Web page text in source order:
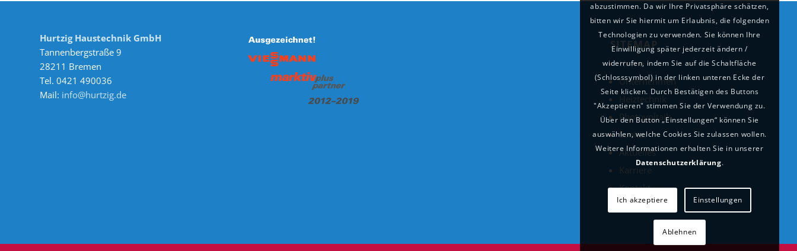
Hurtzig Haustechnik GmbH
Tannenbergstraße 9
28211 Bremen
Tel. 0421 490036
Mail: info@hurtzig.de
SITEMAP
Home
Unternehmen
Heiztechnik
Photovoltaik
Sanitär
Aktuelles
Karriere
Kontakt
abzustimmen. Da wir Ihre Privatsphäre schätzen,
bitten wir Sie hiermit um Erlaubnis, die folgenden
Technologien zu verwenden. Sie können Ihre
Einwilligung später jederzeit ändern /
widerrufen, indem Sie auf die Schaltfläche
(Schlosssymbol) in der linken unteren Ecke der
Seite klicken. Durch Bestätigen des Buttons
"Akzeptieren" stimmen Sie der Verwendung zu.
Über den Button „Einstellungen“ können Sie
auswählen, welche Cookies Sie zulassen wollen.
Weitere Informationen erhalten Sie in unserer
Datenschutzerklärung.
Ich akzeptiere Einstellungen
Ablehnen